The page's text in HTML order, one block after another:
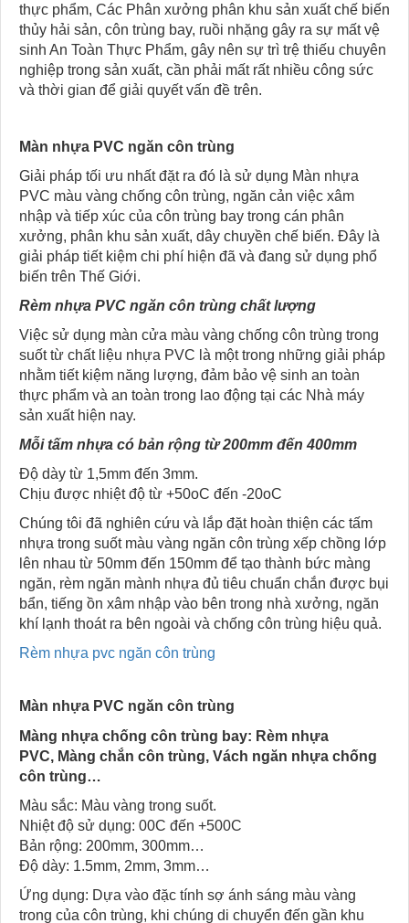
thực phẩm, Các Phân xưởng phân khu sản xuất chế biến
thủy hải sản, côn trùng bay, ruồi nhặng gây ra sự mất vệ
sinh An Toàn Thực Phẩm, gây nên sự trì trệ thiếu chuyên
nghiệp trong sản xuất, cần phải mất rất nhiều công sức
và thời gian để giải quyết vấn đề trên.
Màn nhựa PVC ngăn côn trùng
Giải pháp tối ưu nhất đặt ra đó là sử dụng Màn nhựa
PVC màu vàng chống côn trùng, ngăn cản việc xâm
nhập và tiếp xúc của côn trùng bay trong cán phân
xưởng, phân khu sản xuất, dây chuyền chế biến. Đây là
giải pháp tiết kiệm chi phí hiện đã và đang sử dụng phổ
biến trên Thế Giới.
Rèm nhựa PVC ngăn côn trùng chất lượng
Việc sử dụng màn cửa màu vàng chống côn trùng trong
suốt từ chất liệu nhựa PVC là một trong những giải pháp
nhằm tiết kiệm năng lượng, đảm bảo vệ sinh an toàn
thực phẩm và an toàn trong lao động tại các Nhà máy
sản xuất hiện nay.
Mỗi tấm nhựa có bản rộng từ 200mm đến 400mm
Độ dày từ 1,5mm đến 3mm.
Chịu được nhiệt độ từ +50oC đến -20oC
Chúng tôi đã nghiên cứu và lắp đặt hoàn thiện các tấm
nhựa trong suốt màu vàng ngăn côn trùng xếp chồng lớp
lên nhau từ 50mm đến 150mm để tạo thành bức màng
ngăn, rèm ngăn mành nhựa đủ tiêu chuẩn chắn được bụi
bẩn, tiếng ồn xâm nhập vào bên trong nhà xưởng, ngăn
khí lạnh thoát ra bên ngoài và chống côn trùng hiệu quả.
Rèm nhựa pvc ngăn côn trùng
Màn nhựa PVC ngăn côn trùng
Màng nhựa chống côn trùng bay: Rèm nhựa
PVC, Màng chắn côn trùng, Vách ngăn nhựa chống
côn trùng…
Màu sắc: Màu vàng trong suốt.
Nhiệt độ sử dụng: 00C đến +500C
Bản rộng: 200mm, 300mm…
Độ dày: 1.5mm, 2mm, 3mm…
Ứng dụng: Dựa vào đặc tính sợ ánh sáng màu vàng
trong của côn trùng, khi chúng di chuyển đến gần khu